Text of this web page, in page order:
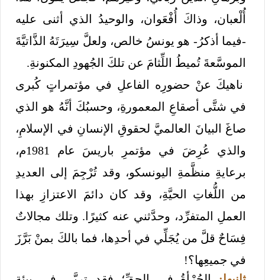
أُلْعبان، وذاكَ أُفْعَوان، والوحيدُ الذي أثنى عليه
-فيما أذكرُ- هو يونسُ خالص، ولعلَّ سِيرَتَهُ الذَّاتيَّةَ
الموسَّعةَ تُميطُ اللِّثامَ عن تلكَ الجُهودِ المكنونةِ.
ناهيكَ عنْ حضورِه الفاعلِ في مؤتمراتٍ كُبرى
في شتَّى أصقاعِ المعمورةِ، وحسبُكَ أنَّهُ هو الذي
صاغَ البيانَ العالميَّ لحقوقِ الإنسانِ في الإسلامِ،
والذي عُرِضَ في مؤتمرِ باريسَ عام 1981م،
برعايةِ منظَّمةِ اليونسكو، وقد تُرْجِمَ إلى العديدِ
من اللُّغاتِ الحيَّةِ، وقد كان دائمَ الاعتزازِ بهذا
العملِ المتفرِّد، وحدَّثني عنه كثيرًا. وتلك مجالاتٌ
فِسَاحٌ قلَّ من يُجَلِّي في أحدِها، فما بالكَ بمنْ بَرَّزَ
في جميعِها؟!